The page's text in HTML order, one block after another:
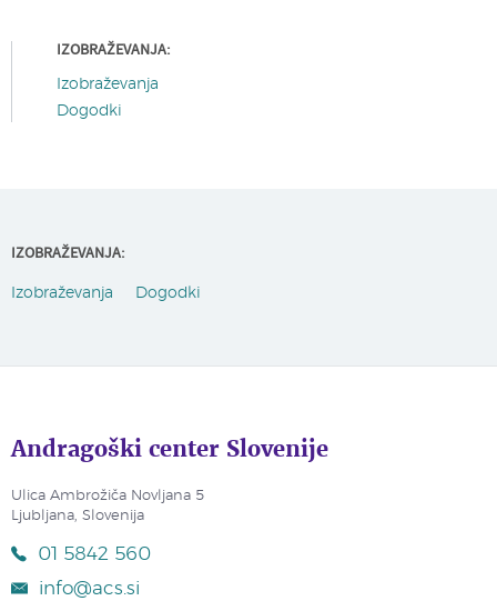
IZOBRAŽEVANJA:
Izobraževanja
Dogodki
IZOBRAŽEVANJA:
Izobraževanja Dogodki
Andragoški center Slovenije
Ulica Ambrožiča Novljana 5
Ljubljana, Slovenija
01 5842 560
info@acs.si